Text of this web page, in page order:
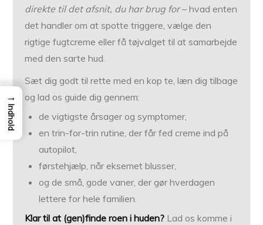
direkte til det afsnit, du har brug for– hvad enten
det handler om at spotte triggere, vælge den
rigtige fugt­creme eller få tøjvalget til at samarbejde
med den sarte hud.
Sæt dig godt til rette med en kop te, læn dig tilbage
og lad os guide dig gennem:
de vigtigste årsager og symptomer,
en trin-for-trin rutine, der får fed creme ind på
autopilot,
førstehjælp, når eksemet blusser,
og de små, gode vaner, der gør hverdagen
lettere for hele familien.
Klar til at (gen)finde roen i huden? Lad os komme i
→
Indhold